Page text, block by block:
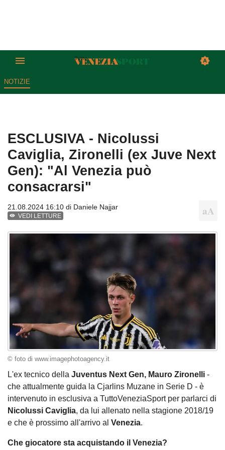
NOTIZIE
ESCLUSIVA - Nicolussi
Caviglia, Zironelli (ex Juve Next
Gen): "Al Venezia può
consacrarsi"
21.08.2024 16:10 di Daniele Najjar
VEDI LETTURE
© foto di www.imagephotoagency.it
L'ex tecnico della Juventus Next Gen, Mauro Zironelli -
che attualmente guida la Cjarlins Muzane in Serie D - è
intervenuto in esclusiva a TuttoVeneziaSport per parlarci di
Nicolussi Caviglia, da lui allenato nella stagione 2018/19
e che è prossimo all'arrivo al Venezia.
Che giocatore sta acquistando il Venezia?